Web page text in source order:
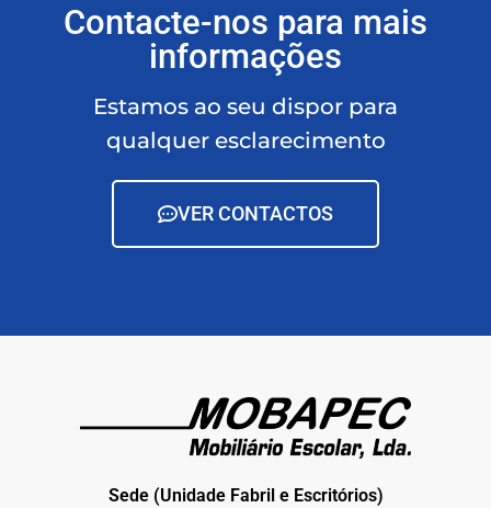
Contacte-nos para mais
informações
Estamos ao seu dispor para
qualquer esclarecimento
VER CONTACTOS
Sede (Unidade Fabril e Escritórios)